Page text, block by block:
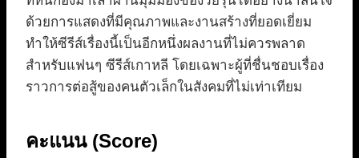
ด้วยการแสดงที่มีคุณภาพและงานสร้างที่ยอดเยี่ยม
ทำให้ซีรีส์เรื่องนี้เป็นอีกหนึ่งผลงานที่ไม่ควรพลาด
สำหรับแฟนๆ ซีรีส์เกาหลี โดยเฉพาะผู้ที่ชื่นชอบเรื่อง
ราวการต่อสู้ของคนตัวเล็กในสังคมที่ไม่เท่าเทียม
คะแนน (Score)